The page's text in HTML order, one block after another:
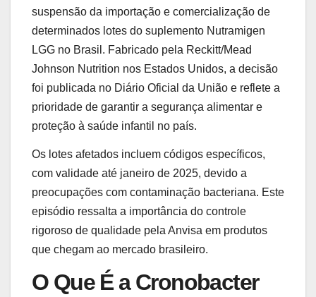
suspensão da importação e comercialização de
determinados lotes do suplemento Nutramigen
LGG no Brasil. Fabricado pela Reckitt/Mead
Johnson Nutrition nos Estados Unidos, a decisão
foi publicada no Diário Oficial da União e reflete a
prioridade de garantir a segurança alimentar e
proteção à saúde infantil no país.
Os lotes afetados incluem códigos específicos,
com validade até janeiro de 2025, devido a
preocupações com contaminação bacteriana. Este
episódio ressalta a importância do controle
rigoroso de qualidade pela Anvisa em produtos
que chegam ao mercado brasileiro.
O Que É a Cronobacter